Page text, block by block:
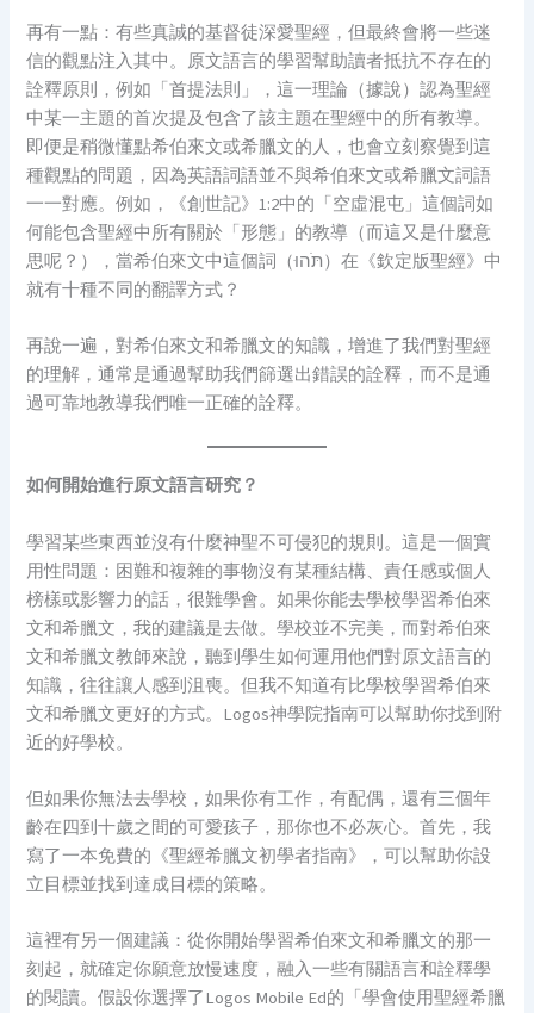
再有一點：有些真誠的基督徒深愛聖經，但最終會將一些迷
信的觀點注入其中。原文語言的學習幫助讀者抵抗不存在的
詮釋原則，例如「首提法則」，這一理論（據說）認為聖經
中某一主題的首次提及包含了該主題在聖經中的所有教導。
即便是稍微懂點希伯來文或希臘文的人，也會立刻察覺到這
種觀點的問題，因為英語詞語並不與希伯來文或希臘文詞語
一一對應。例如，《創世記》1:2中的「空虛混屯」這個詞如
何能包含聖經中所有關於「形態」的教導（而這又是什麼意
思呢？），當希伯來文中這個詞（תֹּהוּ）在《欽定版聖經》中
就有十種不同的翻譯方式？
再說一遍，對希伯來文和希臘文的知識，增進了我們對聖經
的理解，通常是通過幫助我們篩選出錯誤的詮釋，而不是通
過可靠地教導我們唯一正確的詮釋。
如何開始進行原文語言研究？
學習某些東西並沒有什麼神聖不可侵犯的規則。這是一個實
用性問題：困難和複雜的事物沒有某種結構、責任感或個人
榜樣或影響力的話，很難學會。如果你能去學校學習希伯來
文和希臘文，我的建議是去做。學校並不完美，而對希伯來
文和希臘文教師來說，聽到學生如何運用他們對原文語言的
知識，往往讓人感到沮喪。但我不知道有比學校學習希伯來
文和希臘文更好的方式。Logos神學院指南可以幫助你找到附
近的好學校。
但如果你無法去學校，如果你有工作，有配偶，還有三個年
齡在四到十歲之間的可愛孩子，那你也不必灰心。首先，我
寫了一本免費的《聖經希臘文初學者指南》，可以幫助你設
立目標並找到達成目標的策略。
這裡有另一個建議：從你開始學習希伯來文和希臘文的那一
刻起，就確定你願意放慢速度，融入一些有關語言和詮釋學
的閱讀。假設你選擇了Logos Mobile Ed的「學會使用聖經希臘